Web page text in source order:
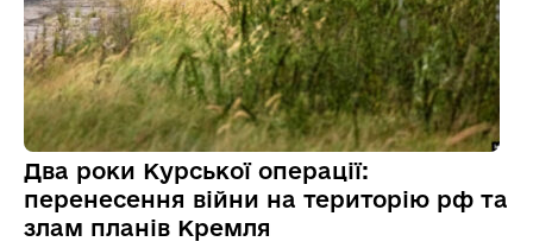
Два роки Курської операції:
перенесення війни на територію рф та
злам планів Кремля